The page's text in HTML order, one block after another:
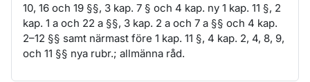
10, 16 och 19 §§, 3 kap. 7 § och 4 kap. ny 1 kap. 11 §, 2
kap. 1 a och 22 a §§, 3 kap. 2 a och 7 a §§ och 4 kap.
2–12 §§ samt närmast före 1 kap. 11 §, 4 kap. 2, 4, 8, 9,
och 11 §§ nya rubr.; allmänna råd.